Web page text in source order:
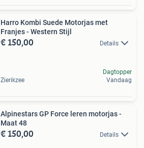
Harro Kombi Suede Motorjas met
Franjes - Western Stijl
€ 150,00 Details
Zierikzee
Dagtopper
Vandaag
Alpinestars GP Force leren motorjas -
Maat 48
€ 150,00 Details